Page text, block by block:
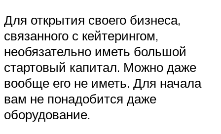
Для открытия своего бизнеса,
связанного с кейтерингом,
необязательно иметь большой
стартовый капитал. Можно даже
вообще его не иметь. Для начала
вам не понадобится даже
оборудование.